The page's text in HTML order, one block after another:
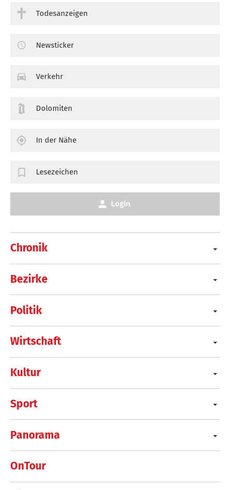
Chronik
Bezirke
Politik
Wirtschaft
Kultur
Sport
Panorama
OnTour
Todesanzeigen
Newsticker
Verkehr
Dolomiten
In der Nähe
Lesezeichen
Login